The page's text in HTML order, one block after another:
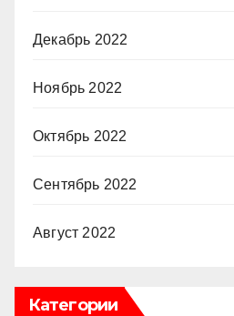
Декабрь 2022
Ноябрь 2022
Октябрь 2022
Сентябрь 2022
Август 2022
Категории